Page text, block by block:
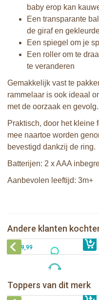
baby erop kan
Een transparante
de giraf en
Een spiegel om je
Een roller om te
te veranderen
Gemakkelijk vast te
rammelaar is ook ideaal
met de oorzaak en gevolg.
Praktisch, door het kleine
mee naartoe worden
bevestigd dankzij de ring.
Batterijen: 2 x AAA
Aanbevolen leeftijd: 3m+
Andere klanten
€ 31,99
Sophie de giraf activiteitenkubus
€ 29,99
Toppers van dit merk
Sophie de giraf Rollin' speelrol IEUF
€ 26,99
Sophie de giraf Activity Wheel